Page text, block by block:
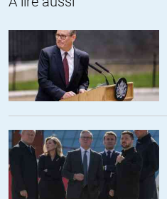
Crimée’?
ALERTER
Louis JULIA//
qu’avant on trouvait plutôt «
consecience?